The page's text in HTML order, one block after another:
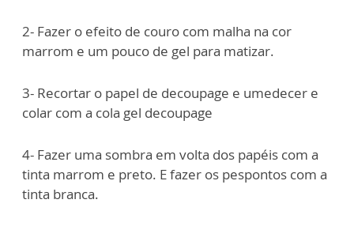
2- Fazer o efeito de couro com malha na cor
marrom e um pouco de gel para matizar.
3- Recortar o papel de decoupage e umedecer e
colar com a cola gel decoupage
4- Fazer uma sombra em volta dos papéis com a
tinta marrom e preto. E fazer os pespontos com a
tinta branca.